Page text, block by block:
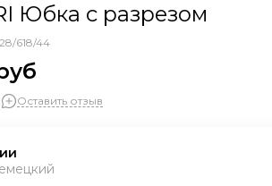
Юбка с разрезом
618/44
Оставить отзыв